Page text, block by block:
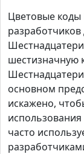
Цветовые коды
шестизначную
основном
искажено,
часто